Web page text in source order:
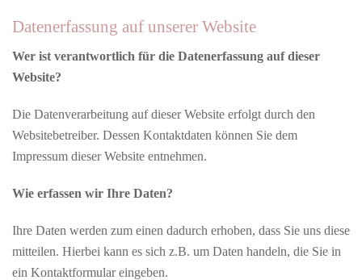
Datenerfassung auf unserer Website
Wer ist verantwortlich für die Datenerfassung auf dieser
Website?
Die Datenverarbeitung auf dieser Website erfolgt durch den
Websitebetreiber. Dessen Kontaktdaten können Sie dem
Impressum dieser Website entnehmen.
Wie erfassen wir Ihre Daten?
Ihre Daten werden zum einen dadurch erhoben, dass Sie uns diese
mitteilen. Hierbei kann es sich z.B. um Daten handeln, die Sie in
ein Kontaktformular eingeben.